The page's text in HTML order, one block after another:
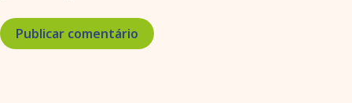
Publicar comentário